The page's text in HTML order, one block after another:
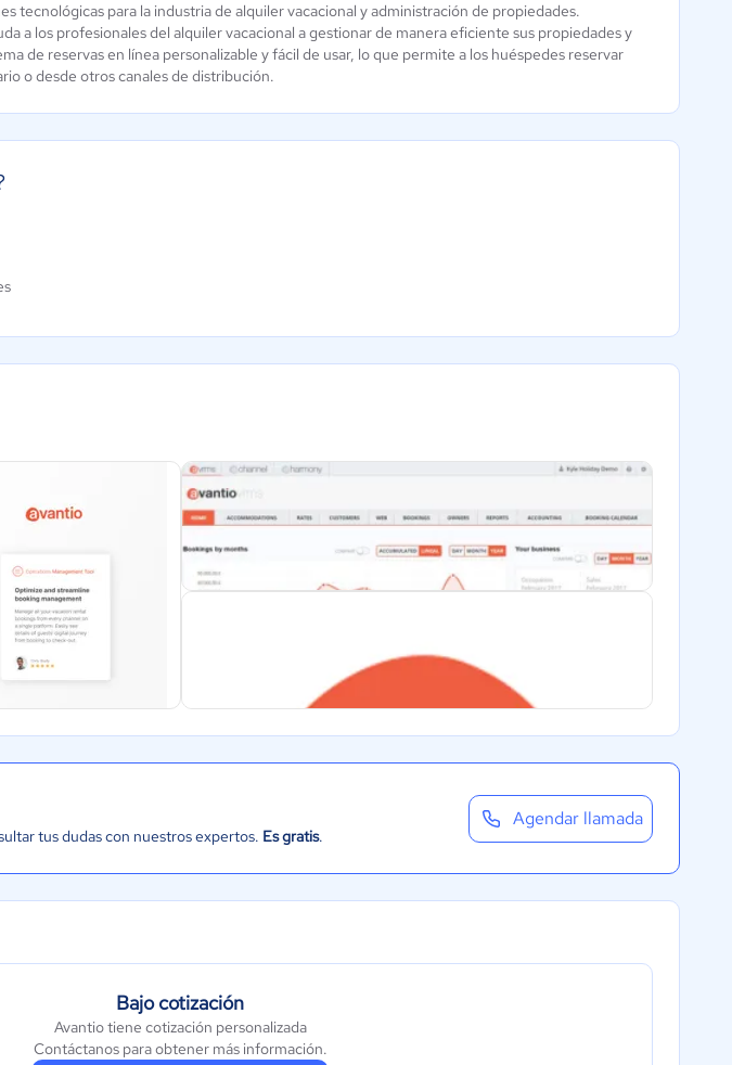
Aún sin
calificación
HotelRunner
Aún sin
tecnológicas para la industria de alquiler vacacional y administración de propiedades.
a los profesionales del alquiler vacacional a gestionar de manera eficiente sus propiedades y
de reservas en línea personalizable y fácil de usar, lo que permite a los huéspedes reservar
o desde otros canales de distribución.
tus dudas con nuestros expertos. Es gratis.
Agendar llamada
Bajo cotización
Avantio tiene cotización personalizada
Contáctanos para obtener más información.